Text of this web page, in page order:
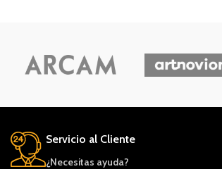
Servicio al Cliente
¿Necesitas ayuda?